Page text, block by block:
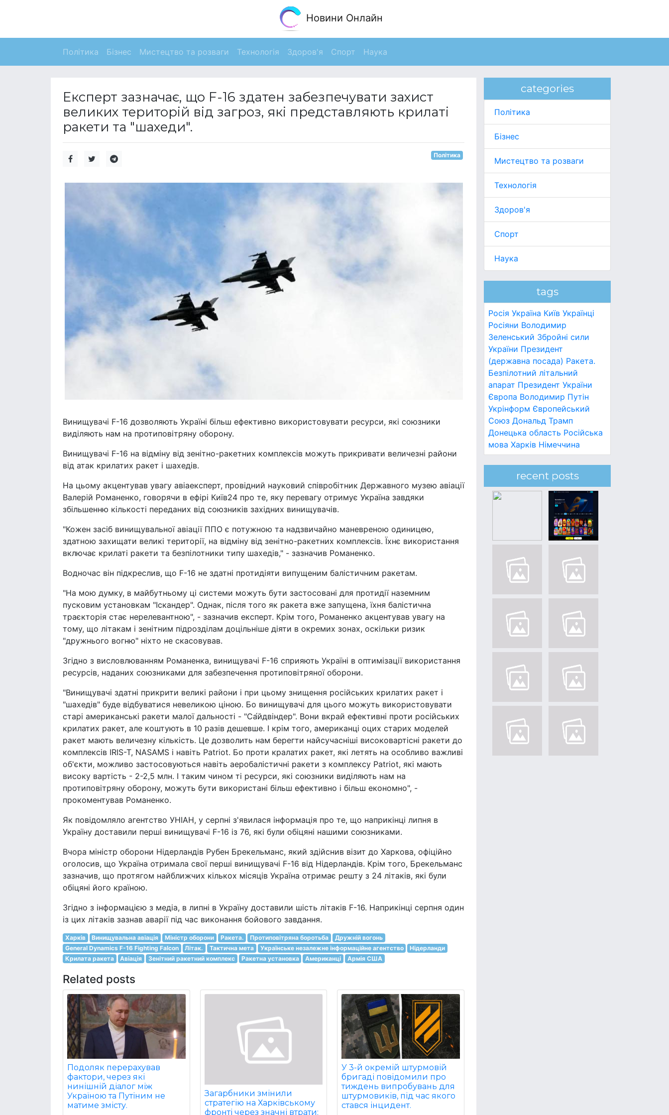
Новини Онлайн
Політика Бізнес Мистецтво та розваги Технологія Здоров'я Спорт Наука
Експерт зазначає, що F-16 здатен забезпечувати захист
великих територій від загроз, які представляють крилаті
ракети та "шахеди".
Політика
Винищувачі F-16 дозволяють Україні більш ефективно використовувати ресурси, які союзники
виділяють нам на протиповітряну оборону.
Винищувачі F-16 на відміну від зенітно-ракетних комплексів можуть прикривати величезні райони
від атак крилатих ракет і шахедів.
На цьому акцентував увагу авіаексперт, провідний науковий співробітник Державного музею авіації
Валерій Романенко, говорячи в ефірі Київ24 про те, яку перевагу отримує Україна завдяки
збільшенню кількості переданих від союзників західних винищувачів.
"Кожен засіб винищувальної авіації ППО є потужною та надзвичайно маневреною одиницею,
здатною захищати великі території, на відміну від зенітно-ракетних комплексів. Їхнє використання
включає крилаті ракети та безпілотники типу шахедів," - зазначив Романенко.
Водночас він підкреслив, що F-16 не здатні протидіяти випущеним балістичним ракетам.
"На мою думку, в майбутньому ці системи можуть бути застосовані для протидії наземним
пусковим установкам "Іскандер". Однак, після того як ракета вже запущена, їхня балістична
траєкторія стає нерелевантною", - зазначив експерт. Крім того, Романенко акцентував увагу на
тому, що літакам і зенітним підрозділам доцільніше діяти в окремих зонах, оскільки ризик
"дружнього вогню" ніхто не скасовував.
Згідно з висловлюванням Романенка, винищувачі F-16 сприяють Україні в оптимізації використання
ресурсів, наданих союзниками для забезпечення протиповітряної оборони.
"Винищувачі здатні прикрити великі райони і при цьому знищення російських крилатих ракет і
"шахедів" буде відбуватися невеликою ціною. Бо винищувачі для цього можуть використовувати
старі американські ракети малої дальності - "Са́йдвіндер". Вони вкрай ефективні проти російських
крилатих ракет, але коштують в 10 разів дешевше. І крім того, американці оцих старих моделей
ракет мають величезну кількість. Це дозволить нам берегти найсучасніші високовартісні ракети до
комплексів IRIS-T, NASAMS і навіть Patriot. Бо проти кралатих ракет, які летять на особливо важливі
об'єкти, можливо застосовуються навіть аеробалістичні ракети з комплексу Patriot, які мають
високу вартість - 2-2,5 млн. І таким чином ті ресурси, які союзники виділяють нам на
протиповітряну оборону, можуть бути використані більш ефективно і більш економно", -
прокоментував Романенко.
Як повідомляло агентство УНІАН, у серпні з'явилася інформація про те, що наприкінці липня в
Україну доставили перші винищувачі F-16 із 76, які були обіцяні нашими союзниками.
Вчора міністр оборони Нідерландів Рубен Брекельманс, який здійснив візит до Харкова, офіційно
оголосив, що Україна отримала свої перші винищувачі F-16 від Нідерландів. Крім того, Брекельманс
зазначив, що протягом найближчих кількох місяців Україна отримає решту з 24 літаків, які були
обіцяні його країною.
Згідно з інформацією з медіа, в липні в Україну доставили шість літаків F-16. Наприкінці серпня один
із цих літаків зазнав аварії під час виконання бойового завдання.
Харків Винищувальна авіація Міністр оборони Ракета. Протиповітряна боротьба
Дружній вогонь
General Dynamics F-16 Fighting Falcon
Літак. Тактична мета Українське незалежне інформаційне агентство
Нідерланди
Крилата ракета
Авіація Зенітний ракетний комплекс Ракетна установка Американці Армія США
Related posts
Подоляк перерахував
фактори, через які
нинішній діалог між
Україною та Путіним не
матиме змісту.
Загарбники змінили
стратегію на Харківському
фронті через значні втрати:
У 3-й окремій штурмовій
бригаді повідомили про
тиждень випробувань для
штурмовиків, під час якого
стався інцидент.
categories
Політика
Бізнес
Мистецтво та розваги
Технологія
Здоров'я
Спорт
Наука
tags
Росія Україна Київ Українці
Росіяни Володимир
Зеленський Збройні сили
України Президент
(державна посада) Ракета.
Безпілотний літальний
апарат Президент України
Європа Володимир Путін
Укрінформ Європейський
Союз Дональд Трамп
Донецька область Російська
мова Харків Німеччина
recent posts